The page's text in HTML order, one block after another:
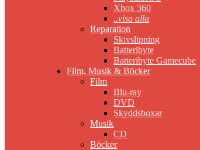
Xbox 360
..visa alla
Reparation
Skivslipning
Batteribyte
Batteribyte Gamecube
Film, Musik & Böcker
Film
Blu-ray
DVD
Skyddsboxar
Musik
CD
Böcker